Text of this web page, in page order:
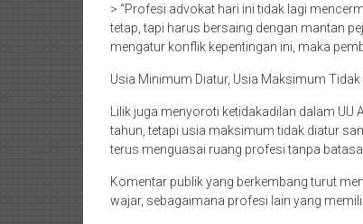
> “Profesi advokat hari ini tidak lagi
tetap, tapi harus bersaing dengan mantan
mengatur konflik kepentingan ini, maka
Usia Minimum Diatur, Usia Maksimum
Lilik juga menyoroti ketidakadilan dalam
tahun, tetapi usia maksimum tidak diatur
terus menguasai ruang profesi tanpa
Komentar publik yang berkembang turut
wajar, sebagaimana profesi lain yang